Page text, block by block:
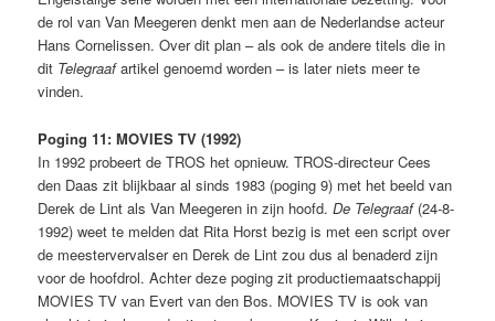
de rol van Van Meegeren denkt men aan de Nederlandse acteur
Hans Cornelissen. Over dit plan – als ook de andere titels die in
dit Telegraafartikel genoemd worden – is later niets meer te
vinden.
Poging 11: MOVIES TV (1992)
In 1992 probeert de TROS het opnieuw. TROS-directeur Cees
den Daas zit blijkbaar al sinds 1983 (poging 9) met het beeld van
Derek de Lint als Van Meegeren in zijn hoofd.De Telegraaf(24-8-
1992) weet te melden dat Rita Horst bezig is met een script over
de meestervervalser en Derek de Lint zou dus al benaderd zijn
voor de hoofdrol. Achter deze poging zit productiemaatschappij
MOVIES TV van Evert van den Bos. MOVIES TV is ook van